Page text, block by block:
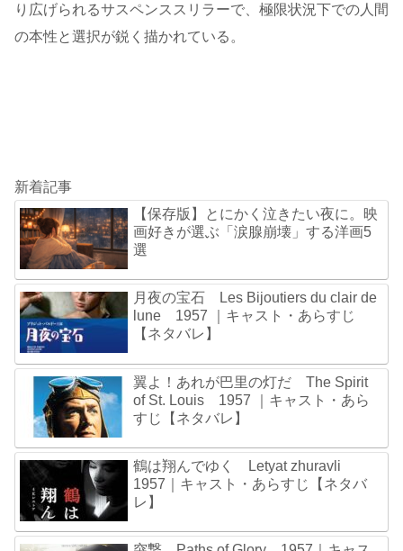
り広げられるサスペンススリラーで、極限状況下での人間
の本性と選択が鋭く描かれている。
新着記事
【保存版】とにかく泣きたい夜に。映
画好きが選ぶ「涙腺崩壊」する洋画5
選
月夜の宝石 Les Bijoutiers du clair de
lune 1957 ｜キャスト・あらすじ
【ネタバレ】
翼よ！あれが巴里の灯だ The Spirit
of St. Louis 1957 ｜キャスト・あら
すじ【ネタバレ】
鶴は翔んでゆく Letyat zhuravli
1957｜キャスト・あらすじ【ネタバ
レ】